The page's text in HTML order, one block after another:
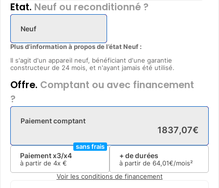
Etat. Neuf ou reconditionné ?
Neuf
Plus d’information à propos de l’état Neuf :
Il s'agit d'un appareil neuf, bénéficiant d'une garantie
constructeur de 24 mois, et n'ayant jamais été utilisé.
Offre. Comptant ou avec financement
?
Paiement comptant
1837,07€
Paiement x3/x4
à partir de 4x €
sans frais
+ de durées
à partir de 64,01€/mois²
Voir les conditions de financement